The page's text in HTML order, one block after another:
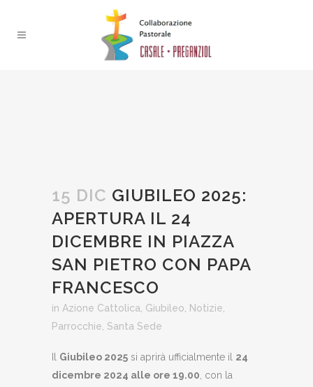
15 DIC GIUBILEO 2025:
APERTURA IL 24
DICEMBRE IN PIAZZA
SAN PIETRO CON PAPA
FRANCESCO
in Azione Cattolica Giubileo Notizie
Parrocchie Santa Sede
Giubileo 2025 si aprirà ufficialmente il 24
dicembre 2024 alle ore 19.00 , con la